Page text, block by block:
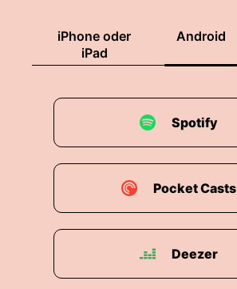
iPhone oder
iPad
Android
Spotify
Pocket Casts
Deezer